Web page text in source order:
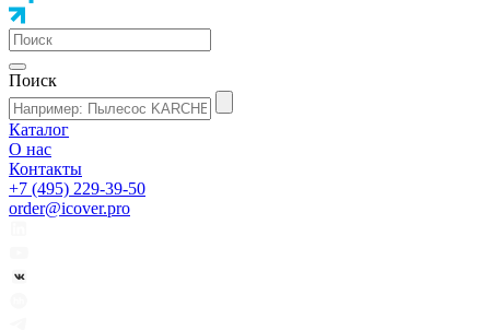
Поиск
Каталог
О нас
Контакты
+7 (495) 229-39-50
order@icover.pro